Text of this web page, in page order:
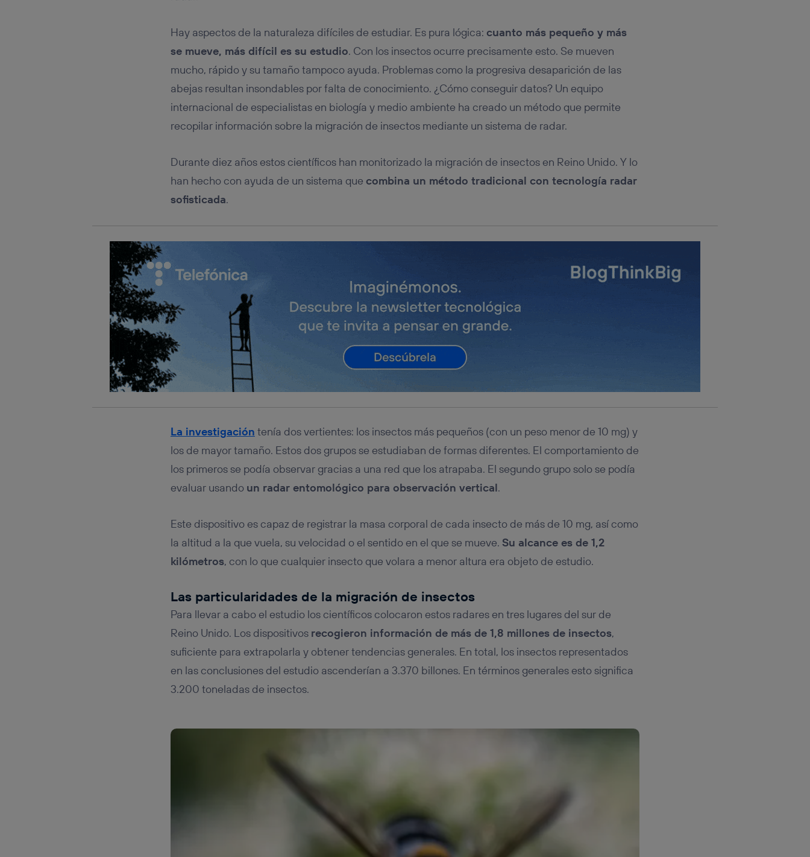
Hay aspectos de la naturaleza difíciles de estudiar. Es pura lógica: cuanto más pequeño y más
se mueve, más difícil es su estudio. Con los insectos ocurre precisamente esto. Se mueven
mucho, rápido y su tamaño tampoco ayuda. Problemas como la progresiva desaparición de las
abejas resultan insondables por falta de conocimiento. ¿Cómo conseguir datos? Un equipo
internacional de especialistas en biología y medio ambiente ha creado un método que permite
recopilar información sobre la migración de insectos mediante un sistema de radar.
Durante diez años estos científicos han monitorizado la migración de insectos en Reino Unido. Y lo
han hecho con ayuda de un sistema que combina un método tradicional con tecnología radar
sofisticada.
La investigación tenía dos vertientes: los insectos más pequeños (con un peso menor de 10 mg) y
los de mayor tamaño. Estos dos grupos se estudiaban de formas diferentes. El comportamiento de
los primeros se podía observar gracias a una red que los atrapaba. El segundo grupo solo se podía
evaluar usando un radar entomológico para observación vertical.
Este dispositivo es capaz de registrar la masa corporal de cada insecto de más de 10 mg, así como
la altitud a la que vuela, su velocidad o el sentido en el que se mueve. Su alcance es de 1,2
kilómetros, con lo que cualquier insecto que volara a menor altura era objeto de estudio.
Las particularidades de la migración de insectos
Para llevar a cabo el estudio los científicos colocaron estos radares en tres lugares del sur de
Reino Unido. Los dispositivos recogieron información de más de 1,8 millones de insectos,
suficiente para extrapolarla y obtener tendencias generales. En total, los insectos representados
en las conclusiones del estudio ascenderían a 3.370 billones. En términos generales esto significa
3.200 toneladas de insectos.
(p. ej., Wi-Fi), el marketing o análisis se
realizará en función de las actividades de navegación de los miembros del hogar que
hayan dado su consentimiento.
únicamente en la navegación del usuario del móvil.
Puedes gestionar los consentimientos Utiq seleccionando “Administrar Utiq” en la parte
inferior de esta página web o visitando el
portal de privacidad de Utiq (“consenthub”)
Para más información, consulta la política de privacidad de Utiq.